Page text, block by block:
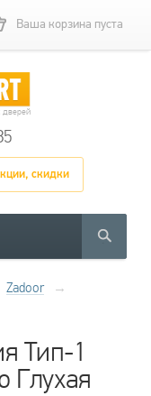
Ваша корзина пуста
дверей
скидки
Zadoor
→
Тип-1
Глухая